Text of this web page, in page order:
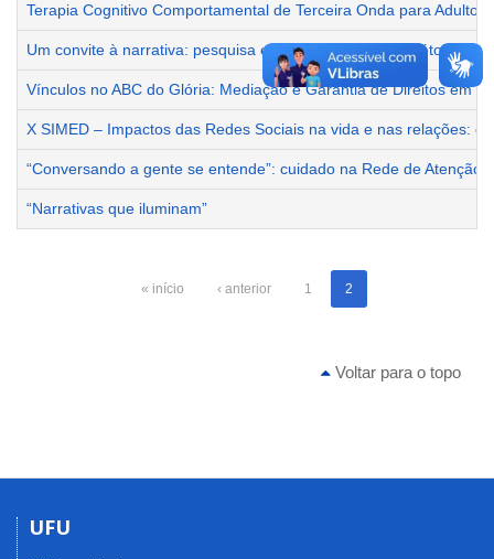
Terapia Cognitivo Comportamental de Terceira Onda para Adultos
Um convite à narrativa: pesquisa e intervenção com o método de
Vínculos no ABC do Glória: Mediação e Garantia de Direitos em
X SIMED – Impactos das Redes Sociais na vida e nas relações:
“Conversando a gente se entende”: cuidado na Rede de
“Narrativas que iluminam”
« início ‹ anterior 1 2
Voltar para o topo
UFU